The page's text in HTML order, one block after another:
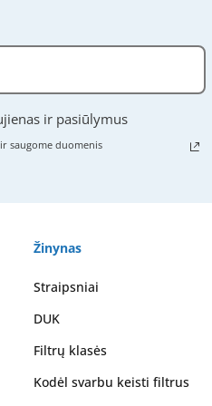
ir pasiūlymus
saugome duomenis
Žinynas
Straipsniai
DUK
Filtrų klasės
Kodėl svarbu keisti filtrus